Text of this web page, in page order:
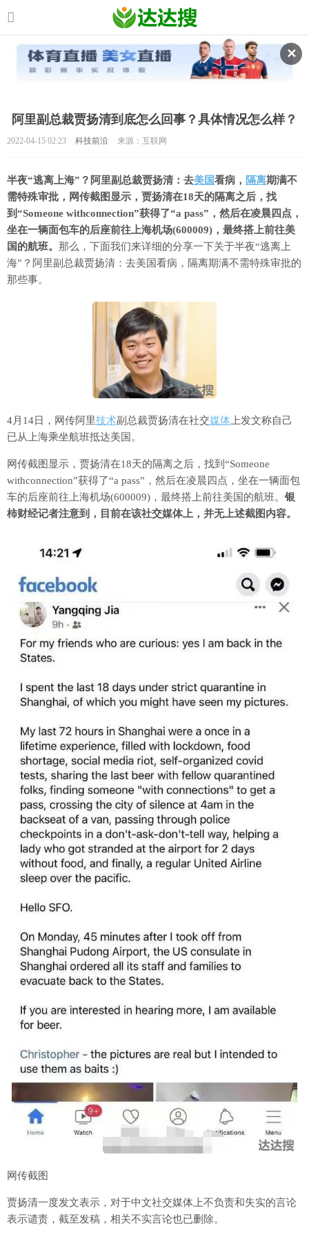
✕
阿里副总裁贾扬清到底怎么回事？具体情况怎么样？
2022-04-15 02:23 科技前沿 来源：互联网
半夜“逃离上海”？阿里副总裁贾扬清：去美国看病， 隔离期满不
需特殊审批，网传截图显示，贾扬清在18天的隔离之后，找
到“Someone withconnection”获得了“a pass”，然后在凌晨四点，
坐在一辆面包车的后座前往上海机场(600009)，最终搭上前往美
国的航班。 那么，下面我们来详细的分享一下关于半夜“逃离上
海”？阿里副总裁贾扬清：去美国看病，隔离期满不需特殊审批的
那些事。
4月14日，网传阿里技术副总裁贾扬清在社交媒体 上发文称自己
已从上海乘坐航班抵达美国。
网传截图显示，贾扬清在18天的隔离之后，找到“Someone
withconnection”获得了“a pass”，然后在凌晨四点，坐在一辆面包
车的后座前往上海机场(600009)，最终搭上前往美国的航班。 银
柿财经记者注意到，目前在该社交媒体上，并无上述截图内容。
网传截图
贾扬清一度发文表示，对于中文社交媒体上不负责和失实的言论
表示谴责，截至发稿，相关不实言论也已删除。